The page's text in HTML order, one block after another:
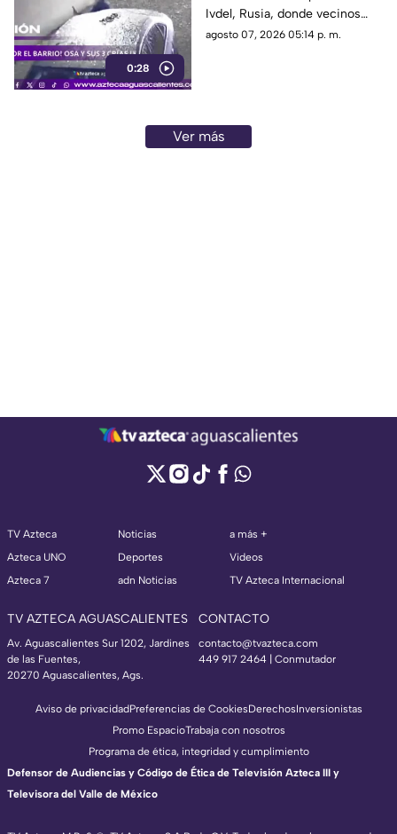
0:28
Ivdel, Rusia, donde vecinos
reportan un aumento en los
agosto 07, 2026 05:14 p. m.
Ver más
TV Azteca
Azteca UNO
Azteca 7
Noticias
Deportes
adn Noticias
a más +
Videos
TV Azteca Internacional
TV AZTECA AGUASCALIENTES
Av. Aguascalientes Sur 1202, Jardines
de las Fuentes,
20270 Aguascalientes, Ags.
CONTACTO
contacto@tvazteca.com
449 917 2464 | Conmutador
Aviso de privacidadPreferencias de CookiesDerechosInversionistas
Promo EspacioTrabaja con nosotros
Programa de ética, integridad y cumplimiento
Defensor de Audiencias y Código de Ética de Televisión Azteca III y
Televisora del Valle de México